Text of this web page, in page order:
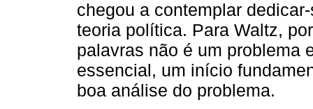
chegou a contemplar
teoria política. Para Waltz,
palavras não é um problema
essencial, um início
boa análise do problema.